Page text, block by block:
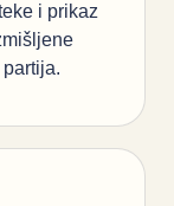
i prikaz